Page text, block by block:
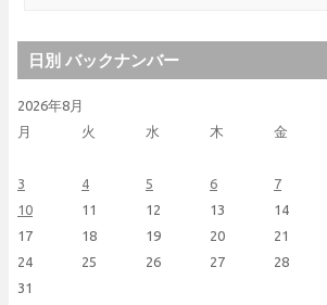
日別 バックナンバー
2026年8月
月
火 水 木 金
3
4 5 6 7
10
11 12 13 14
17
18 19 20 21
24
25 26 27 28
31